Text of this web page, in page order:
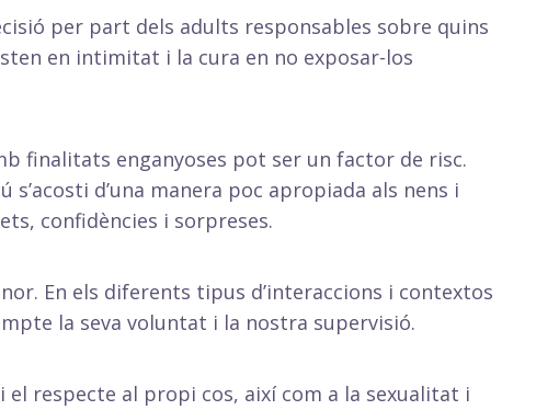
per part dels adults responsables sobre quins
en intimitat i la cura en no exposar-los
finalitats enganyoses pot ser un factor de risc.
s’acosti d’una manera poc apropiada als nens i
confidències i sorpreses.
En els diferents tipus d’interaccions i contextos
la seva voluntat i la nostra supervisió.
el respecte al propi cos, així com a la sexualitat i